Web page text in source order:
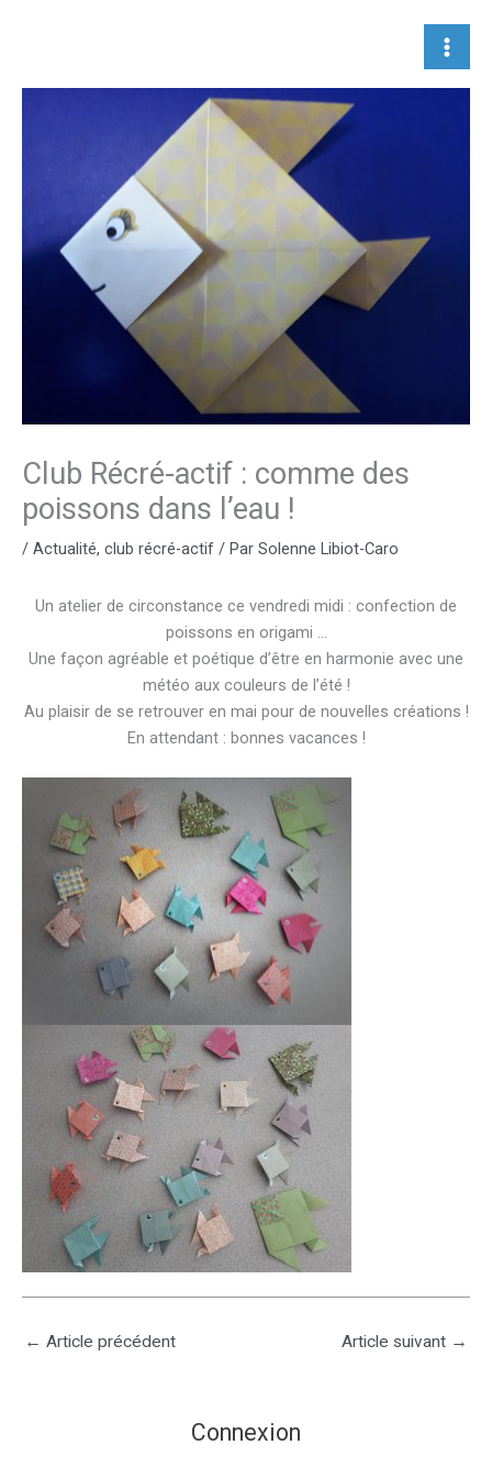
Club Récré-actif : comme des
poissons dans l’eau !
/ Actualité, club récré-actif / Par Solenne Libiot-Caro
Un atelier de circonstance ce vendredi midi : confection de
poissons en origami …
Une façon agréable et poétique d’être en harmonie avec une
météo aux couleurs de l’été !
Au plaisir de se retrouver en mai pour de nouvelles créations !
En attendant : bonnes vacances !
← Article précédent Article suivant →
Connexion